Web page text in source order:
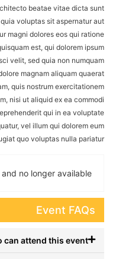
beatae vitae dicta sunt
voluptas sit aspernatur aut
magni dolores eos qui ratione
est, qui dolorem ipsum
velit, sed quia non numquam
magnam aliquam quaerat
quis nostrum exercitationem
nisi ut aliquid ex ea commodi
qui in ea voluptate
vel illum qui dolorem eum
quo voluptas nulla pariatur.
no longer available.
Event FAQs
can attend this event?